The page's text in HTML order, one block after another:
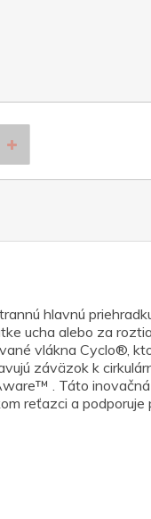
hlavnú
ucha alebo za
vlákna Cyclo®,
záväzok k
. Táto
reťazci a podporuje